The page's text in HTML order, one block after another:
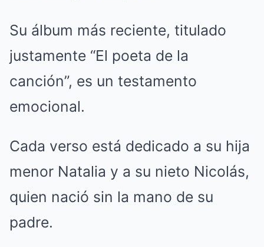
Su álbum más reciente, titulado
justamente “El poeta de la
canción”, es un testamento
emocional.
Cada verso está dedicado a su hija
menor Natalia y a su nieto Nicolás,
quien nació sin la mano de su
padre.